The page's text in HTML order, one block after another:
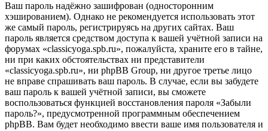
Ваш пароль надёжно зашифрован (односторонним
хэшированием). Однако не рекомендуется использовать этот
же самый пароль, регистрируясь на других сайтах. Ваш
пароль является средством доступа к вашей учётной записи на
форумах «classicyoga.spb.ru», пожалуйста, храните его в тайне,
ни при каких обстоятельствах ни представители
«classicyoga.spb.ru», ни phpBB Group, ни другое третье лицо
не вправе спрашивать ваш пароль. В случае, если вы забудете
ваш пароль к вашей учётной записи, вы сможете
воспользоваться функцией восстановления пароля «Забыли
пароль?», предусмотренной программным обеспечением
phpBB. Вам будет необходимо ввести ваше имя пользователя и